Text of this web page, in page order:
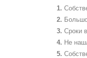
Сроки
Не